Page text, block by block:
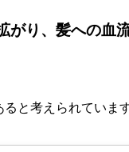
がり、髪への血
と考えられていま